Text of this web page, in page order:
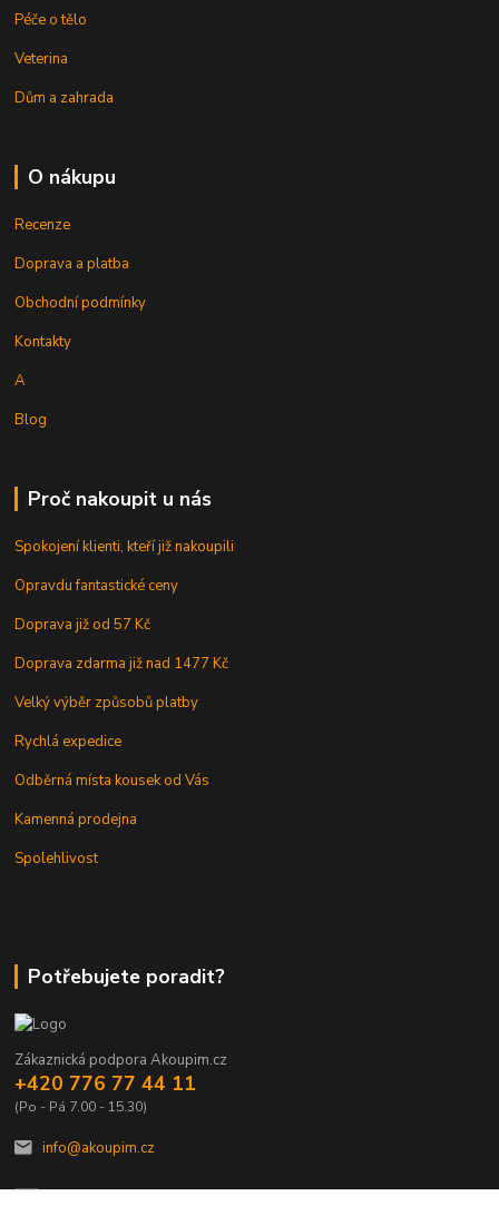
Péče o tělo
Veterina
Dům a zahrada
O nákupu
Recenze
Doprava a platba
Obchodní podmínky
Kontakty
A
Blog
Proč nakoupit u nás
Spokojení klienti, kteří již nakoupili
Opravdu fantastické ceny
Doprava již od 57 Kč
Doprava zdarma již nad 1477 Kč
Velký výběr způsobů platby
Rychlá expedice
Odběrná místa kousek od Vás
Kamenná prodejna
Spolehlivost
Potřebujete poradit?
Zákaznická podpora Akoupim.cz
+420 776 77 44 11
(Po - Pá 7.00 - 15.30)
info@akoupim.cz